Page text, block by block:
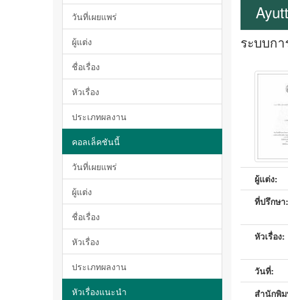
วันที่เผยแพร่
ผู้แต่ง
ชื่อเรื่อง
หัวเรื่อง
ประเภทผลงาน
คอลเล็คชันนี้
วันที่เผยแพร่
ผู้แต่ง
ชื่อเรื่อง
หัวเรื่อง
ประเภทผลงาน
หัวเรื่องแนะนำ
ระบบก
ผู้แต่ง:
ที่ปรึกษา:
หัวเรื่อง:
วันที่:
สำนักพิ